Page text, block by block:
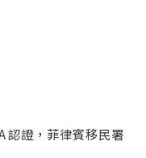
認證，菲律賓移民署